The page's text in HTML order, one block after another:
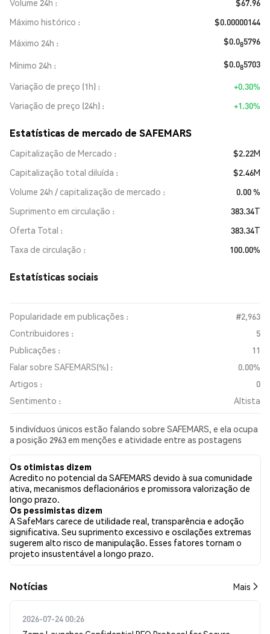
Volume 24h
$67.96
Máximo histórico
$0.00000144
Máximo 24h
$0.085796
Mínimo 24h $0.085703
Variação de preço (1h)
+0.30%
Variação de preço (24h)
+1.30%
Estatísticas de mercado de SAFEMARS
Capitalização de Mercado
$2.22M
Capitalização total diluída
$2.46M
Volume 24h / capitalização de mercado
0.00 %
Suprimento em circulação
383.34T
Oferta Total
383.34T
Taxa de circulação
100.00%
Estatísticas sociais
Popularidade em publicações :
#2,963
Contribuidores :
5
Publicações :
11
Falar sobre SAFEMARS(%) :
0.00%
Artigos :
0
Sentimento :
Altista
5 indivíduos únicos estão falando sobre SAFEMARS, e ela ocupa
a posição 2963 em menções e atividade entre as postagens
SAFEMARS em todas as redes sociais foi Altista. Por fim, foram
publicados 0 artigos de notícias sobre SAFEMARS. No Twitter,
37.50% dos tweets apresentaram um sentimento otimista em
comparação com 0.00% dos tweets com sentimento pessimista
sobre SAFEMARS. 62.50% dos tweets foram neutros em relação
a SAFEMARS. Esses sentimentos são baseados em 8 tweets.
Os otimistas dizem
Acredito no potencial da SAFEMARS devido à sua comunidade
ativa, mecanismos deflacionários e promissora valorização de
longo prazo.
Os pessimistas dizem
A SafeMars carece de utilidade real, transparência e adoção
significativa. Seu suprimento excessivo e oscilações extremas
sugerem alto risco de manipulação. Esses fatores tornam o
projeto insustentável a longo prazo.
​​Notícias​​ Mais
2026-07-24 00:26